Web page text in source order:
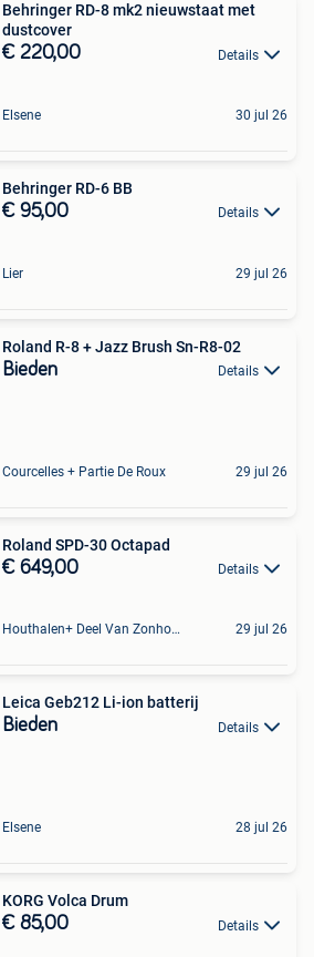
Behringer RD-8 mk2 nieuwstaat met
dustcover
€ 220,00 Details
Elsene 30 jul 26
Behringer RD-6 BB
€ 95,00 Details
Lier 29 jul 26
Roland R-8 + Jazz Brush Sn-R8-02
Bieden Details
Courcelles + Partie De Roux 29 jul 26
Roland SPD-30 Octapad
€ 649,00 Details
Houthalen+ Deel Van Zonhoven En Zolder 29 jul 26
Leica Geb212 Li-ion batterij
Bieden Details
Elsene 28 jul 26
KORG Volca Drum
€ 85,00 Details